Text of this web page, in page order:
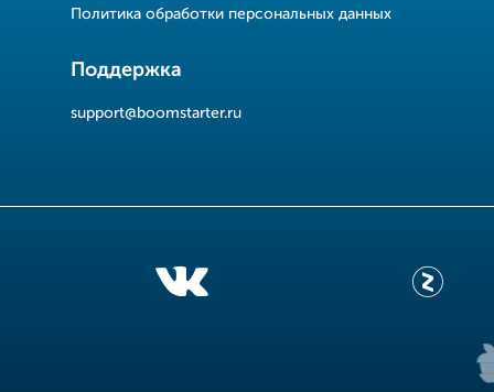
Политика обработки персональных данных
Поддержка
support@boomstarter.ru